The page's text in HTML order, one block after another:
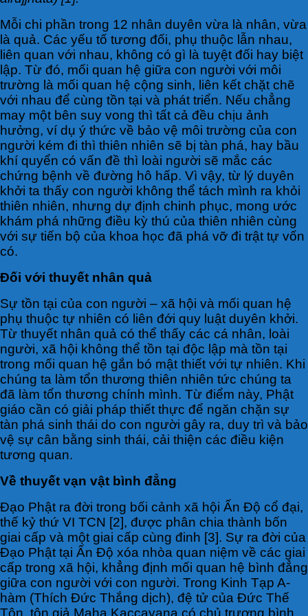
Mỗi chi phần trong 12 nhân duyên vừa là nhân, vừa
là quả. Các yếu tố tương đối, phụ thuộc lẫn nhau,
liên quan với nhau, không có gì là tuyệt đối hay biệt
lập. Từ đó, mối quan hệ giữa con người với môi
trường là mối quan hệ cộng sinh, liên kết chặt chẽ
với nhau để cùng tồn tại và phát triển. Nếu chẳng
may một bên suy vong thì tất cả đều chịu ảnh
hưởng, ví dụ ý thức về bảo vệ môi trường của con
người kém đi thì thiên nhiên sẽ bị tàn phá, hay bầu
khí quyển có vấn đề thì loài người sẽ mắc các
chứng bệnh về đường hô hấp. Vì vậy, từ lý duyên
khởi ta thấy con người không thể tách mình ra khỏi
thiên nhiên, nhưng dự định chinh phục, mong ước
khám phá những điều kỳ thú của thiên nhiên cùng
với sự tiến bộ của khoa học đã phá vỡ đi trật tự vốn
có.
Đối với thuyết nhân quả
Sự tồn tại của con người – xã hội và mối quan hệ
phụ thuộc tự nhiên có liên đới quy luật duyên khởi.
Từ thuyết nhân quả có thể thấy các cá nhân, loài
người, xã hội không thể tồn tại độc lập mà tồn tại
trong mối quan hệ gắn bó mật thiết với tự nhiên. Khi
chúng ta làm tổn thương thiên nhiên tức chúng ta
đã làm tổn thương chính mình. Từ điểm này, Phật
giáo cần có giải pháp thiết thực để ngăn chặn sự
tàn phá sinh thái do con người gây ra, duy trì và bảo
vệ sự cân bằng sinh thái, cải thiện các điều kiện
tương quan.
Về thuyết vạn vật bình đẳng
Đạo Phật ra đời trong bối cảnh xã hội Ấn Độ cổ đại,
thế kỷ thứ VI TCN [2], được phân chia thành bốn
giai cấp và một giai cấp cùng đinh [3]. Sự ra đời của
Đạo Phật tại Ấn Độ xóa nhòa quan niệm về các giai
cấp trong xã hội, khẳng định mối quan hệ bình đẳng
giữa con người với con người. Trong Kinh Tạp A-
hàm (Thích Đức Thắng dịch), đệ tử của Đức Thế
Tôn, tôn giả Maha Kaccayana có chủ trương bình